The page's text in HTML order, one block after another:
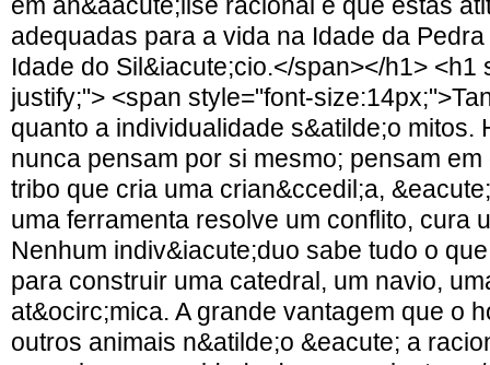
em an&aacute;lise racional e que estas
adequadas para a vida na Idade da
Idade do Sil&iacute;cio.</span></h1> <h1
justify;"> <span style="font-
quanto a individualidade s&atilde;o mitos.
nunca pensam por si mesmo; pensam
tribo que cria uma crian&ccedil;a,
uma ferramenta resolve um conflito, cura
Nenhum indiv&iacute;duo sabe tudo o
para construir uma catedral, um navio,
at&ocirc;mica. A grande vantagem que o
outros animais n&atilde;o &eacute; a